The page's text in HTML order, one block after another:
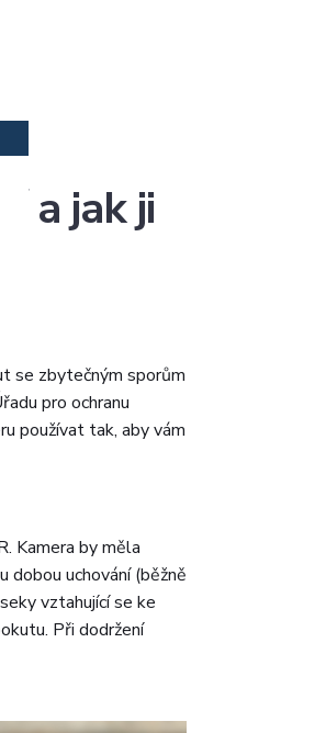
a jak ji
se zbytečným sporům
pro ochranu
používat tak, aby vám
Kamera by měla
uchování (běžně
vztahující se ke
Při dodržení